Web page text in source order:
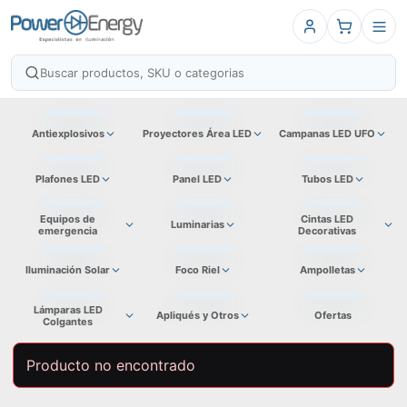
Antiexplosivos Proyectores Área LED Campanas LED UFO
Plafones LED Panel LED Tubos LED
Equipos de
emergencia
Luminarias
Cintas LED
Decorativas
Iluminación Solar Foco Riel Ampolletas
Lámparas LED
Colgantes
Apliqués y Otros Ofertas
Producto no encontrado